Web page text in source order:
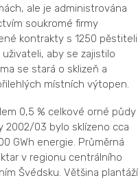
ale je administrována
soukromé firmy
kontrakty s 1250 pěstiteli
aby se zajistilo
se stará o sklizeň a
místních výtopen.
0,5 % celkové orné půdy
2002/03 bylo sklízeno cca
GWh energie. Průměrná
v regionu centrálního
Švédsku. Většina plantáží